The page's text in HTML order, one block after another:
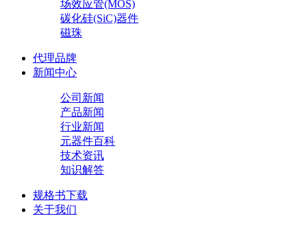
场效应管(MOS)
碳化硅(SiC)器件
磁珠
代理品牌
新闻中心
公司新闻
产品新闻
行业新闻
元器件百科
技术资讯
知识解答
规格书下载
关于我们